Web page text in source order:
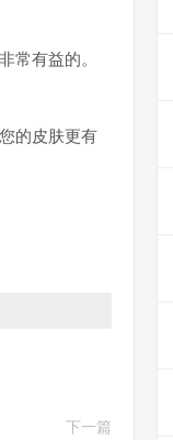
常有益的。
的皮肤更有
下一篇